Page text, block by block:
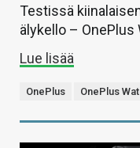
Testissä
älykello – OnePlus
Lue lisää
OnePlus OnePlus